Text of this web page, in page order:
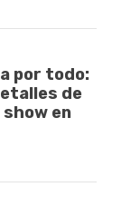
por todo:
de
en